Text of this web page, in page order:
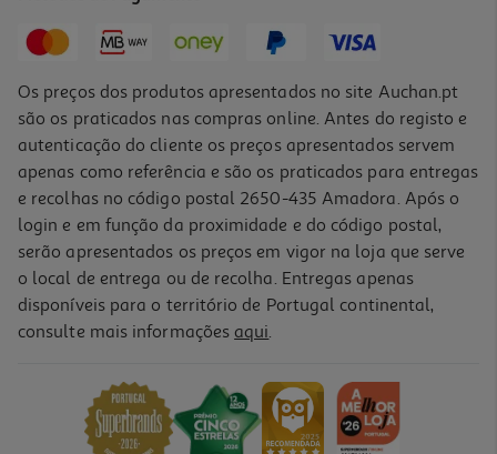
Açucar Sidul Para Compotas 500g
Os preços dos produtos apresentados no site Auchan.pt
são os praticados nas compras online. Antes do registo e
autenticação do cliente os preços apresentados servem
apenas como referência e são os praticados para entregas
e recolhas no código postal 2650-435 Amadora. Após o
login e em função da proximidade e do código postal,
serão apresentados os preços em vigor na loja que serve
o local de entrega ou de recolha. Entregas apenas
disponíveis para o território de Portugal continental,
consulte mais informações aqui.